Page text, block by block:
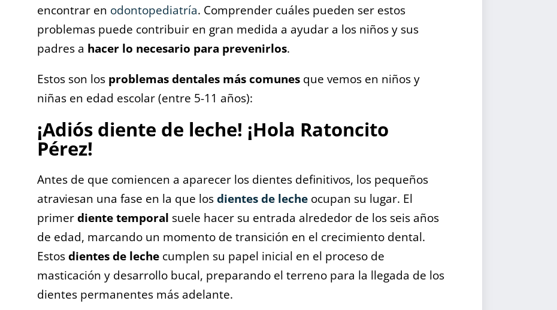
encontrar en odontopediatría. Comprender cuáles pueden ser estos
problemas puede contribuir en gran medida a ayudar a los niños y sus
padres a hacer lo necesario para prevenirlos.
Estos son los problemas dentales más comunesque vemos en niños y
niñas en edad escolar (entre 5-11 años):
¡Adiós diente de leche! ¡Hola Ratoncito
Pérez!
Antes de que comiencen a aparecer los dientes definitivos, los pequeños
atraviesan una fase en la que losdientes de lecheocupan su lugar. El
primerdiente temporal suele hacer su entrada alrededor de los seis años
de edad, marcando un momento de transición en el crecimiento dental.
Estosdientes de lechecumplen su papel inicial en el proceso de
masticación y desarrollo bucal, preparando el terreno para la llegada de los
dientes permanentes más adelante.